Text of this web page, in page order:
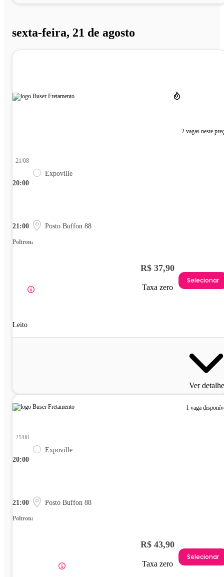
sexta-feira, 21 de agosto
2 vagas neste
20:00
21/08
Expoville
21:00 Posto Buffon 88
Poltrona
Leito
R$ 37,90
Taxa zero
Selecionar
Ver
1 vaga
20:00
21/08
Expoville
21:00 Posto Buffon 88
Poltrona
R$ 43,90
Taxa zero
Selecionar